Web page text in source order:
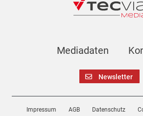
Mediadaten
Newsletter
Impressum AGB Datenschutz